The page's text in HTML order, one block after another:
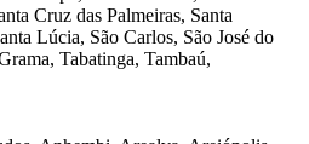
Cruz das Palmeiras, Santa
Lúcia, São Carlos, São José do
Tabatinga, Tambaú,